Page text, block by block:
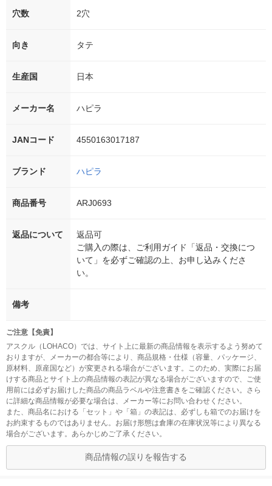
穴数 2穴
向き タテ
生産国 日本
メーカー名 ハピラ
JANコード 4550163017187
ブランド ハピラ
商品番号 ARJ0693
返品について
返品可
ご購入の際は、ご利用ガイド「返品・交換につ
いて」を必ずご確認の上、お申し込みくださ
い。
備考
ご注意【免責】
アスクル（LOHACO）では、サイト上に最新の商品情報を表示するよう努めて
おりますが、メーカーの都合等により、商品規格・仕様（容量、パッケージ、
原材料、原産国など）が変更される場合がございます。このため、実際にお届
けする商品とサイト上の商品情報の表記が異なる場合がございますので、ご使
用前には必ずお届けした商品の商品ラベルや注意書きをご確認ください。さら
に詳細な商品情報が必要な場合は、メーカー等にお問い合わせください。
また、商品名における「セット」や「箱」の表記は、必ずしも箱でのお届けを
お約束するものではありません。お届け形態は倉庫の在庫状況等により異なる
場合がございます。あらかじめご了承ください。
商品情報の誤りを報告する